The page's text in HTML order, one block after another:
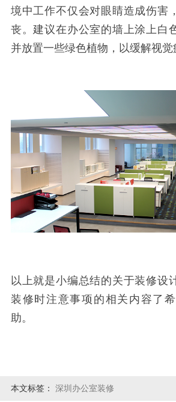
境中工作不仅会对眼睛造成伤害
丧。建议在办公室的墙上涂上白
并放置一些绿色植物，以缓解视觉
以上就是小编总结的关于装修设
装修时注意事项的相关内容了
助。
本文标签： 深圳办公室装修